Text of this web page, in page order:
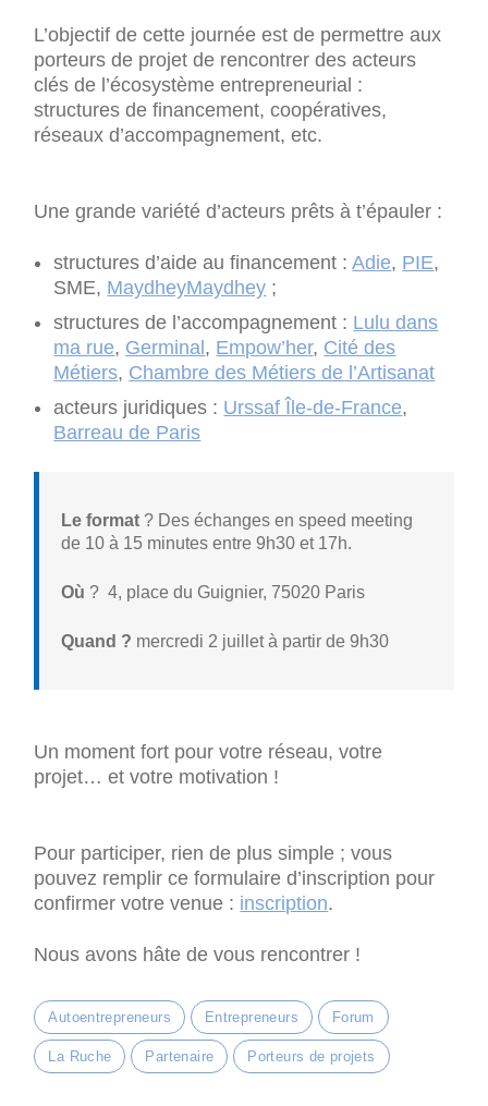
L’objectif de cette journée est de permettre aux
porteurs de projet de rencontrer des acteurs
clés de l’écosystème entrepreneurial :
structures de financement, coopératives,
réseaux d’accompagnement, etc.
Une grande variété d’acteurs prêts à t’épauler :
structures d’aide au financement :Adie, PIE,
SME, MaydheyMaydhey ;
structures de l’accompagnement : Lulu dans
ma rue, Germinal , Empow’her, Cité des
Métiers, Chambre des Métiers de l’Artisanat
acteurs juridiques : Urssaf Île-de-France,
Barreau de Paris
Le format ? Des échanges en speed meeting
de 10 à 15 minutes entre 9h30 et 17h.
Où ? 4, place du Guignier, 75020 Paris
Quand ? mercredi 2 juillet à partir de 9h30
Un moment fort pour votre réseau, votre
projet… et votre motivation !
Pour participer, rien de plus simple ; vous
pouvez remplir ce formulaire d’inscription pour
confirmer votre venue : inscription.
Nous avons hâte de vous rencontrer !
Autoentrepreneurs Entrepreneurs Forum
La Ruche Partenaire Porteurs de projets